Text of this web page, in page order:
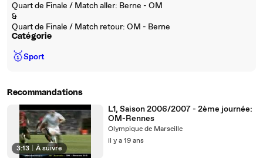
Quart de Finale / Match aller: Berne - OM
&
Quart de Finale / Match retour: OM - Berne
Catégorie
🥇Sport
Recommandations
3:13 À suivre
L1, Saison 2006/2007 - 2ème journée:
OM-Rennes
Olympique de Marseille
il y a 19 ans